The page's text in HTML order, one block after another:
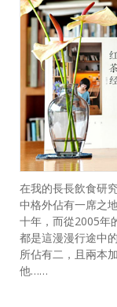
在我的長長飲食研
中格外佔有一席之
十年，而從2005年
都是這漫漫行途中
所佔有二，且兩本
他……